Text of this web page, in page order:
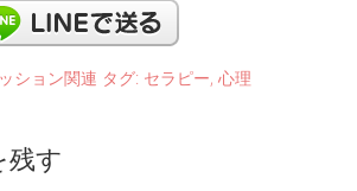
ション関連 タグ: セラピー, 心理
残す